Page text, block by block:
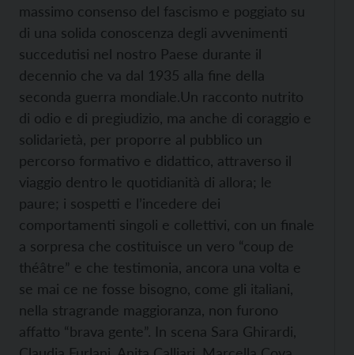
massimo consenso del fascismo e poggiato su
di una solida conoscenza degli avvenimenti
succedutisi nel nostro Paese durante il
decennio che va dal 1935 alla fine della
seconda guerra mondiale.Un racconto nutrito
di odio e di pregiudizio, ma anche di coraggio e
solidarietà, per proporre al pubblico un
percorso formativo e didattico, attraverso il
viaggio dentro le quotidianità di allora; le
paure; i sospetti e l’incedere dei
comportamenti singoli e collettivi, con un finale
a sorpresa che costituisce un vero “coup de
théâtre” e che testimonia, ancora una volta e
se mai ce ne fosse bisogno, come gli italiani,
nella stragrande maggioranza, non furono
affatto “brava gente”. In scena Sara Ghirardi,